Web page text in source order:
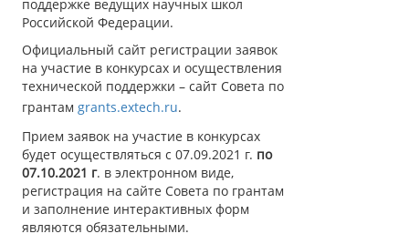
поддержке ведущих научных школ
Российской Федерации.
Официальный сайт регистрации заявок
на участие в конкурсах и осуществления
технической поддержки – сайт Совета по
грантам grants.extech.ru.
Прием заявок на участие в конкурсах
будет осуществляться с 07.09.2021 г. по
07.10.2021 г. в электронном виде,
регистрация на сайте Совета по грантам
и заполнение интерактивных форм
являются обязательными.